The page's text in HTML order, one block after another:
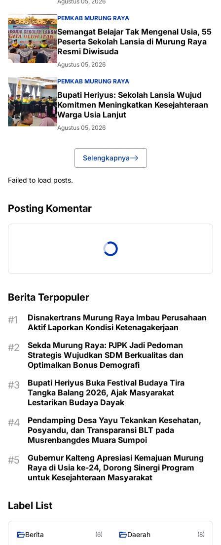
PEMKAB MURUNG RAYA
Semangat Belajar Tak Mengenal Usia, 55
Peserta Sekolah Lansia di Murung Raya
Resmi Diwisuda
Agustus 05, 2026
PEMKAB MURUNG RAYA
Bupati Heriyus: Sekolah Lansia Wujud
Komitmen Meningkatkan Kesejahteraan
Warga Usia Lanjut
Agustus 05, 2026
Selengkapnya
Failed to load posts.
Posting Komentar
Berita Terpopuler
Disnakertrans Murung Raya Imbau Perusahaan
Aktif Laporkan Kondisi Ketenagakerjaan
Sekda Murung Raya: PJPK Jadi Pedoman
Strategis Wujudkan SDM Berkualitas dan
Optimalkan Bonus Demografi
Bupati Heriyus Buka Festival Budaya Tira
Tangka Balang 2026, Ajak Masyarakat
Lestarikan Budaya Dayak
Pendamping Desa Yayu Tekankan Kesehatan,
Posyandu, dan Transparansi BLT pada
Musrenbangdes Muara Sumpoi
Gubernur Kalteng Apresiasi Kemajuan Murung
Raya di Usia ke-24, Dorong Sinergi Program
untuk Kesejahteraan Masyarakat
Label List
Berita (6) Daerah (8)